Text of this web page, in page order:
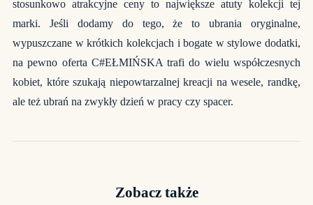
stosunkowo atrakcyjne ceny to największe atuty kolekcji tej
marki. Jeśli dodamy do tego, że to ubrania oryginalne,
wypuszczane w krótkich kolekcjach i bogate w stylowe dodatki,
na pewno oferta C#EŁMIŃSKA trafi do wielu współczesnych
kobiet, które szukają niepowtarzalnej kreacji na wesele, randkę,
ale też ubrań na zwykły dzień w pracy czy spacer.
Zobacz także